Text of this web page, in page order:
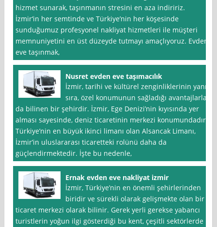
hizmet sunarak, taşınmanın stresini en aza indiririz.
İzmir‘in her semtinde ve Türkiye’nin her köşesinde
sunduğumuz profesyonel nakliyat hizmetleri ile müşteri
memnuniyetini en üst düzeyde tutmayı amaçlıyoruz. Evden
eve taşınmak,
Nusret evden eve taşımacılık
İzmir, tarihi ve kültürel zenginliklerinin yanı
sıra, özel konumunun sağladığı avantajlarla
da bilinen bir şehirdir. İzmir, Ege Denizi’nin kıyısında yer
alması sayesinde, deniz ticaretinin merkezi konumundadır.
Türkiye’nin en büyük ikinci limanı olan Alsancak Limanı,
İzmir’in uluslararası ticaretteki rolünü daha da
güçlendirmektedir. İşte bu nedenle,
Ernak evden eve nakliyat izmir
İzmir, Türkiye’nin en önemli şehirlerinden
biridir ve sürekli olarak gelişmekte olan bir
ticaret merkezi olarak bilinir. Gerek yerli gerekse yabancı
turistlerin yoğun ilgi gösterdiği bu kent, çeşitli sektörlerde